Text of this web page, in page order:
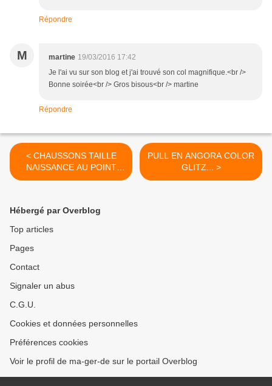
Répondre
M martine 19/03/2016 17:42
Je l'ai vu sur son blog et j'ai trouvé son col magnifique.<br />
Bonne soirée<br /> Gros bisous<br /> martine
Répondre
< CHAUSSONS TAILLE
NAISSANCE AU POINT
MOUSSE
PULL EN ANGORA COLOR
GLITZ... >
Hébergé par Overblog
Top articles
Pages
Contact
Signaler un abus
C.G.U.
Cookies et données personnelles
Préférences cookies
Voir le profil de ma-ger-de sur le portail Overblog